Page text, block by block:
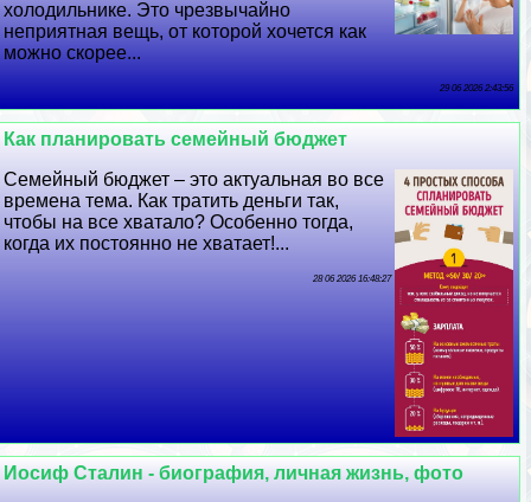
холодильнике. Это чрезвычайно
неприятная вещь, от которой хочется как
можно скорее...
29 06 2026 2:43:56
Как планировать семейный бюджет
Семейный бюджет – это актуальная во все
времена тема. Как тратить деньги так,
чтобы на все хватало? Особенно тогда,
когда их постоянно не хватает!...
28 06 2026 16:48:27
Иосиф Сталин - биография, личная жизнь, фото